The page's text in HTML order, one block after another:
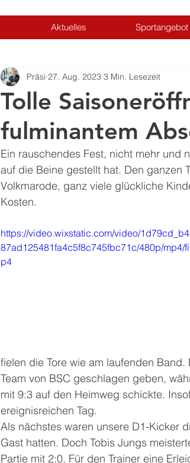
Aktuelles Sportangebot
Tolle
fulminantem
Präsi 27. Aug. 2023 3 Min. Lesezeit
Ein rauschendes Fest, nicht mehr und
auf die Beine gestellt hat. Den ganzen
Volkmarode, ganz viele glückliche
Kosten.
https://video.wixstatic.com/video/
87ad125481fa4c5f8c745fbc71c/480p/mp4/
p4
fielen die Tore wie am laufenden
Team von BSC geschlagen geben,
mit 9:3 auf den Heimweg schickte.
ereignisreichen Tag.
Als nächstes waren unsere D1-Kicker
Gast hatten. Doch Tobis Jungs
Partie mit 2:0. Für den Trainer eine